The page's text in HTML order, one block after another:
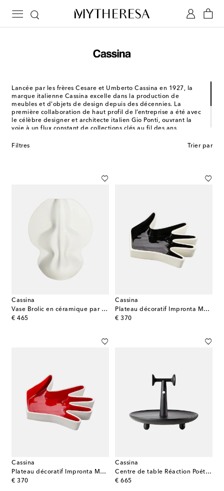
Lancée par les frères Cesare et Umberto Cassina en 1927, la
marque italienne Cassina excelle dans la production de
meubles et d'objets de design depuis des décennies. La
première collaboration de haut profil de l’entreprise a été avec
le célèbre designer et architecte italien Gio Ponti, ouvrant la
voie à un flux constant de collections clés au fil des ans,
Rietveld et Philippe Starck. Sous l'œil attentif de la directrice
Filtres Trier par
Cassina
Vase Brolic en céramique par Bradley L. Bowers
€ 465
original price
Cassina
Plateau décoratif Impronta Mano en céramique
€ 370
original price
Cassina
Plateau décoratif Impronta Mano en céramique
€ 370
original price
Cassina
Centre de table Réaction Poétique par Jaime Hayon
€ 665
original price